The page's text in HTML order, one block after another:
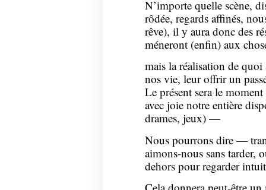
N’importe quelle scène,
rôdée, regards affinés,
rêve), il y aura donc des
méneront (enfin) aux
mais la réalisation de
nos vie, leur offrir un
Le présent sera le
avec joie notre entière
drames, jeux) —
Nous pourrons dire —
aimons-nous sans tarder,
dehors pour regarder